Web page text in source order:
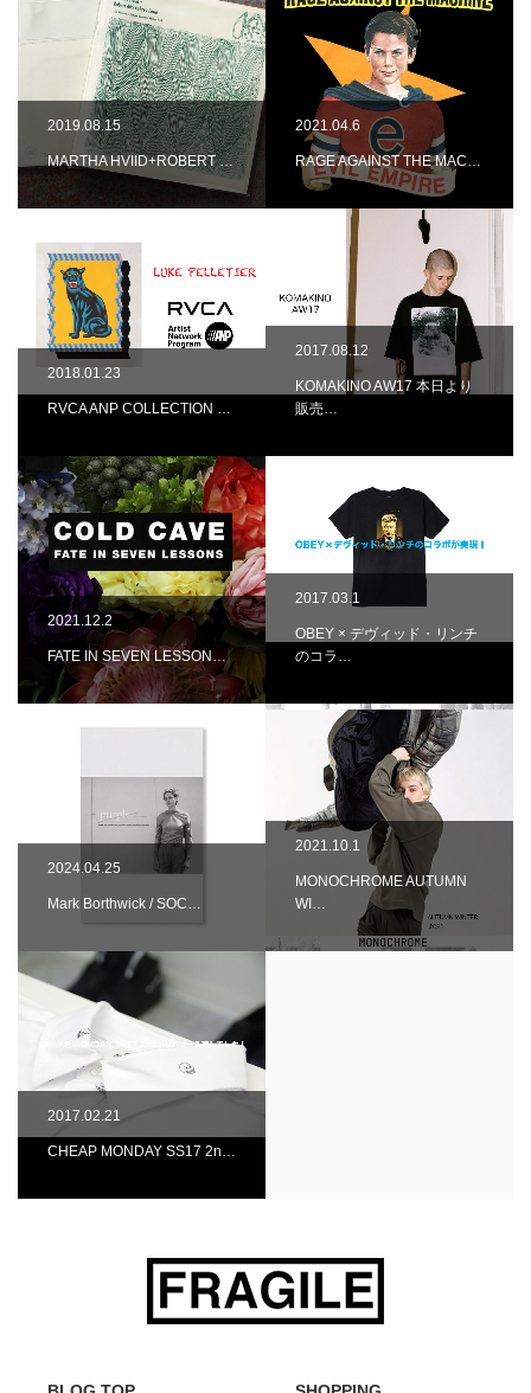
2019.08.15
MARTHA HVIID+ROBERT …
2021.04.6
RAGE AGAINST THE MAC…
2018.01.23
RVCA ANP COLLECTION …
2017.08.12
KOMAKINO AW17 本日より
販売…
2021.12.2
FATE IN SEVEN LESSON…
2017.03.1
OBEY × デヴィッド・リンチ
のコラ…
2024.04.25
Mark Borthwick / SOC…
2021.10.1
MONOCHROME AUTUMN
WI…
2017.02.21
CHEAP MONDAY SS17 2n…